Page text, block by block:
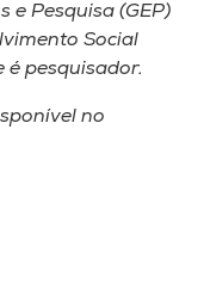
e Pesquisa (GEP)
Social
é pesquisador.
no